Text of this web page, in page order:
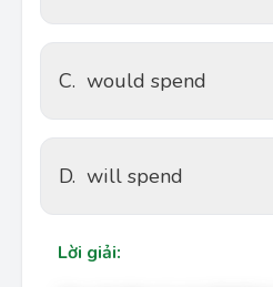
C. would spend
D. will spend
Lời giải: